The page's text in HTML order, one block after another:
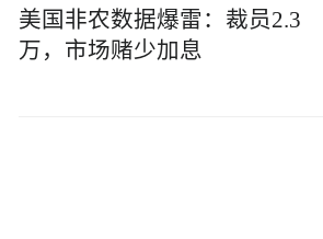
美国非农数据爆雷：裁员2.3
万，市场赌少加息